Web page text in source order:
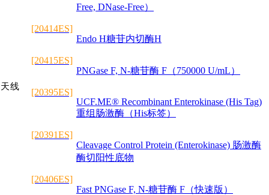
线
Free, DNase-Free）
[20414ES]
Endo H糖苷内切酶H
[20415ES]
PNGase F, N-糖苷酶 F（750000 U/mL）
[20395ES]
UCF.ME® Recombinant Enterokinase (His Tag)
重组肠激酶（His标签）
[20391ES]
Cleavage Control Protein (Enterokinase) 肠激酶
酶切阳性底物
[20406ES]
Fast PNGase F, N-糖苷酶 F（快速版）